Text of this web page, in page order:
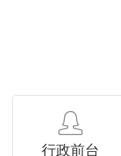
行政前台